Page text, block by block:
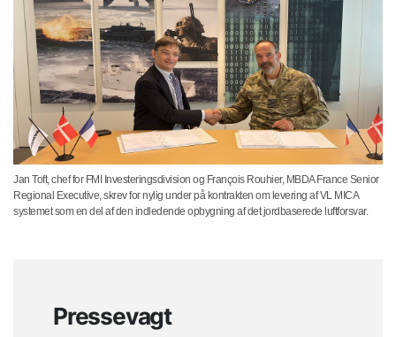
Jan Toft, chef for FMI Investeringsdivision og François Rouhier, MBDA France Senior
Regional Executive, skrev for nylig under på kontrakten om levering af VL MICA
systemet som en del af den indledende opbygning af det jordbaserede luftforsvar.
Pressevagt